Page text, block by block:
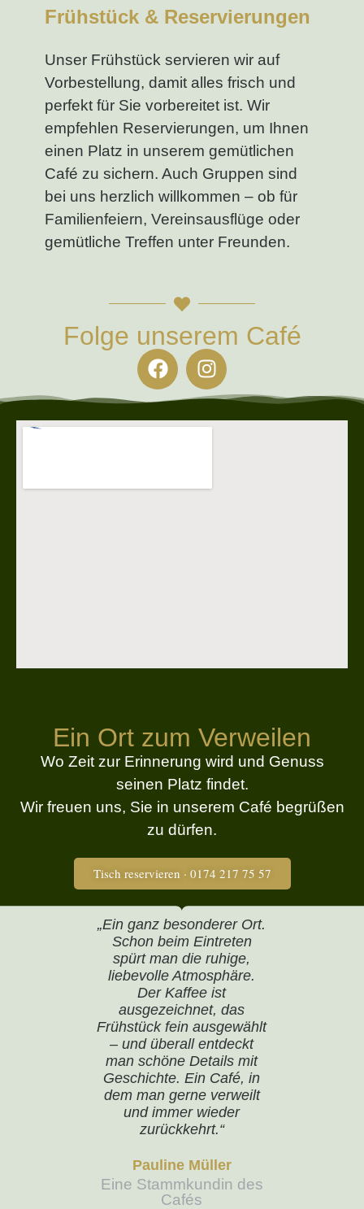
Frühstück & Reservierungen
Unser Frühstück servieren wir auf
Vorbestellung, damit alles frisch und
perfekt für Sie vorbereitet ist. Wir
empfehlen Reservierungen, um Ihnen
einen Platz in unserem gemütlichen
Café zu sichern. Auch Gruppen sind
bei uns herzlich willkommen – ob für
Familienfeiern, Vereinsausflüge oder
gemütliche Treffen unter Freunden.
Folge unserem Café
Ein Ort zum Verweilen
Wo Zeit zur Erinnerung wird und Genuss
seinen Platz findet.
Wir freuen uns, Sie in unserem Café begrüßen
zu dürfen.
Tisch reservieren · 0174 217 75 57
„Ein ganz besonderer Ort.
Schon beim Eintreten
spürt man die ruhige,
liebevolle Atmosphäre.
Der Kaffee ist
ausgezeichnet, das
Frühstück fein ausgewählt
– und überall entdeckt
man schöne Details mit
Geschichte. Ein Café, in
dem man gerne verweilt
und immer wieder
zurückkehrt.“
Pauline Müller
Eine Stammkundin des
Cafés